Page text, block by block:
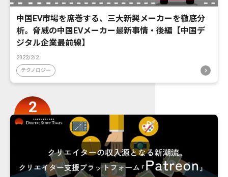
中国EV市場を席巻する、三大新興メーカーを徹底分
析。脅威の中国EVメーカー最新事情・後編【中国デ
ジタル企業最前線】
2022/2/2
テクノロジー